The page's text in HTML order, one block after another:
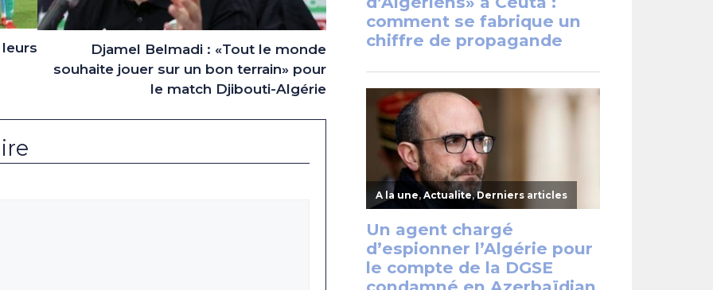
Djamel Belmadi : «Tout le monde
souhaite jouer sur un bon terrain» pour
le match Djibouti-Algérie